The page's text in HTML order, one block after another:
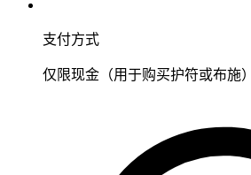
支付方式
仅限现金（用于购买护符或布施）